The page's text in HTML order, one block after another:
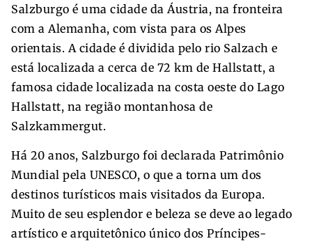
Salzburgo é uma cidade da Áustria, na fronteira
com a Alemanha, com vista para os Alpes
orientais. A cidade é dividida pelo rio Salzach e
está localizada a cerca de 72 km de Hallstatt, a
famosa cidade localizada na costa oeste do Lago
Hallstatt, na região montanhosa de
Salzkammergut.
Há 20 anos, Salzburgo foi declarada Patrimônio
Mundial pela UNESCO, o que a torna um dos
destinos turísticos mais visitados da Europa.
Muito de seu esplendor e beleza se deve ao legado
artístico e arquitetônico único dos Príncipes-